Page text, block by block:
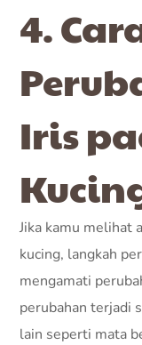
4.
Iris
Jika kamu melihat
kucing, langkah
mengamati
perubahan terjadi
lain seperti mata